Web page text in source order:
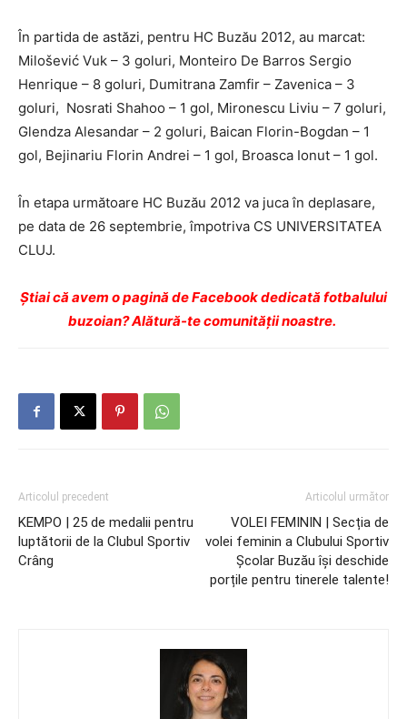
În partida de astăzi, pentru HC Buzău 2012, au marcat:
Milošević Vuk – 3 goluri, Monteiro De Barros Sergio
Henrique – 8 goluri, Dumitrana Zamfir – Zavenica – 3
goluri, Nosrati Shahoo – 1 gol, Mironescu Liviu – 7 goluri,
Glendza Alesandar – 2 goluri, Baican Florin-Bogdan – 1
gol, Bejinariu Florin Andrei – 1 gol, Broasca Ionut – 1 gol.
În etapa următoare HC Buzău 2012 va juca în deplasare,
pe data de 26 septembrie, împotriva CS UNIVERSITATEA
CLUJ.
Ştiai că avem o pagină de Facebook dedicată fotbalului
buzoian? Alătură-te comunității noastre.
Articolul precedent
KEMPO | 25 de medalii pentru
luptătorii de la Clubul Sportiv
Crâng
Articolul următor
VOLEI FEMININ | Secția de
volei feminin a Clubului Sportiv
Școlar Buzău își deschide
porțile pentru tinerele talente!